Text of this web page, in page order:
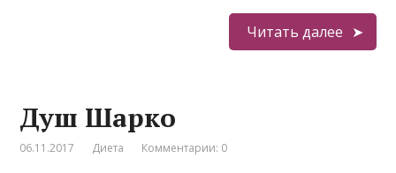
Читать далее
Душ Шарко
06.11.2017 Диета Комментарии: 0